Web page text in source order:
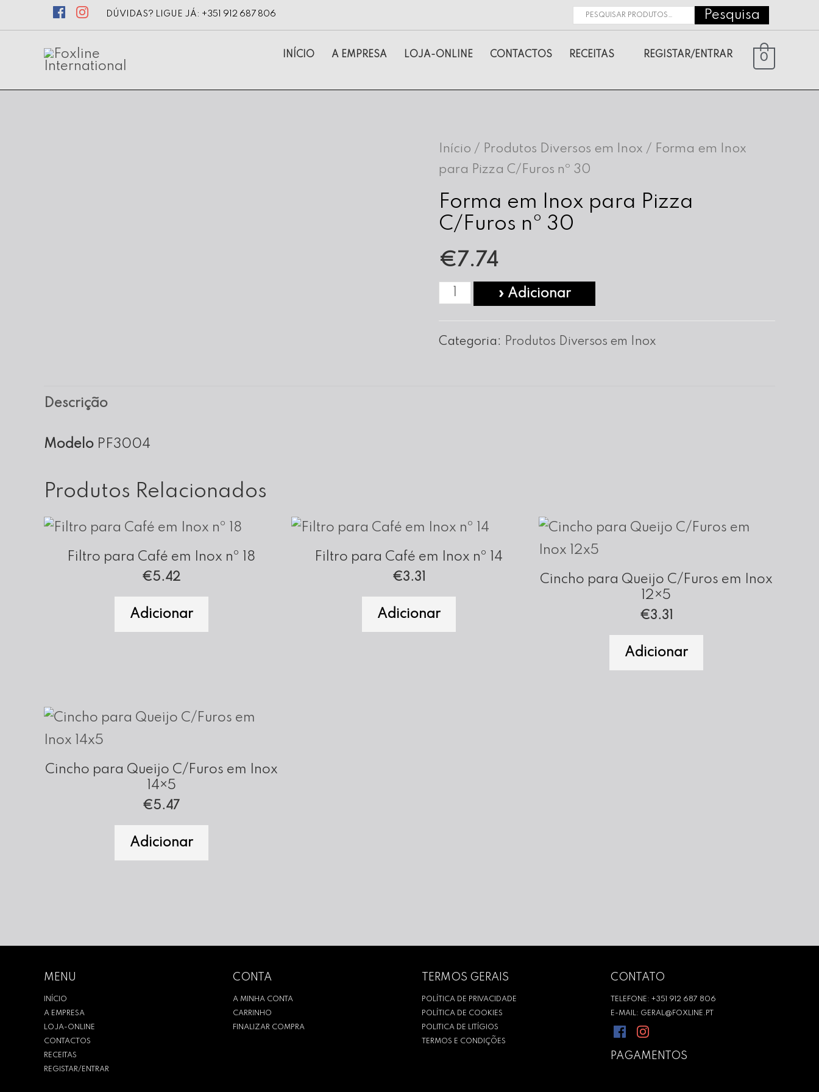
DÚVIDAS? LIGUE JÁ: +351 912 687 806
Pesquisar
Pesquisa
INÍCIO A EMPRESA LOJA-ONLINE CONTACTOS RECEITAS REGISTAR/ENTRAR 0
Início / Produtos Diversos em Inox / Forma em Inox
para Pizza C/Furos nº 30
Forma em Inox para Pizza
C/Furos nº 30
€7.74
Quantidade
Forma
» Adicionar
Categoria: Produtos Diversos em Inox
Descrição
Modelo PF3004
Produtos Relacionados
Filtro para Café em Inox nº 18
€5.42
Adicionar
Filtro para Café em Inox nº 14
€3.31
Adicionar
Cincho para Queijo C/Furos em Inox
12×5
€3.31
Adicionar
Cincho para Queijo C/Furos em Inox
14×5
€5.47
Adicionar
MENU
INÍCIO
A EMPRESA
LOJA-ONLINE
CONTACTOS
RECEITAS
REGISTAR/ENTRAR
CONTA
A MINHA CONTA
CARRINHO
FINALIZAR COMPRA
TERMOS GERAIS
POLÍTICA DE PRIVACIDADE
POLÍTICA DE COOKIES
POLITICA DE LITÍGIOS
TERMOS E CONDIÇÕES
CONTATO
TELEFONE: +351 912 687 806
E-MAIL: GERAL@FOXLINE.PT
PAGAMENTOS